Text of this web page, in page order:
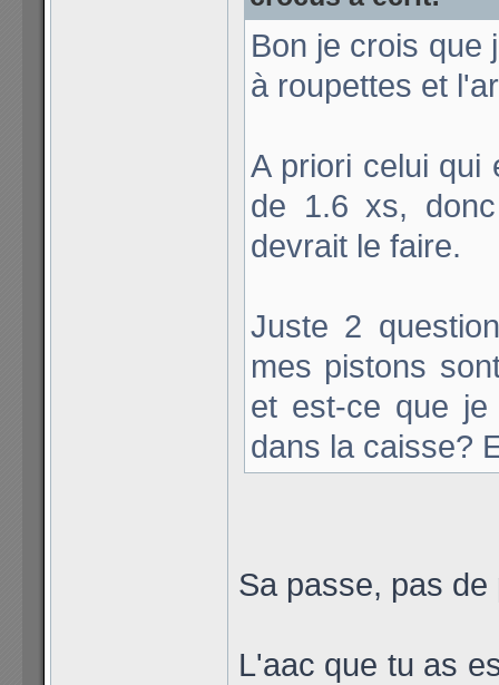
Bon je crois que
à roupettes et
A priori celui qui
de 1.6 xs,
devrait le faire.
Juste 2
mes pistons
et est-ce que
dans la caisse?
Sa passe, pas de
L'aac que tu as